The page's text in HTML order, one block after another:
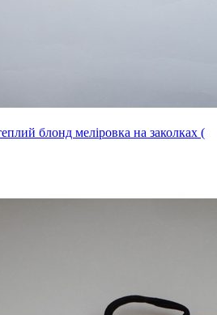
блонд меліровка на заколках (